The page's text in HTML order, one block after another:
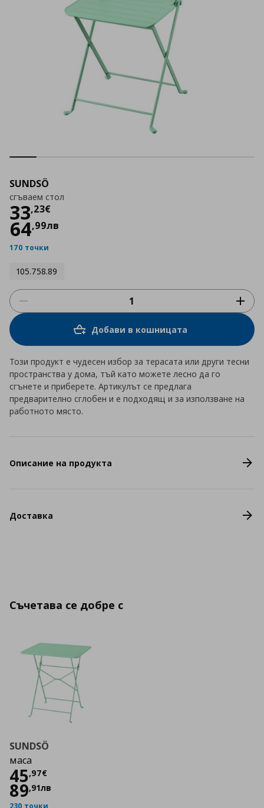
SUNDSÖ
сгъваем стол
33,23€
Цена
64,99лв
170 точки
105.758.89
Добави в кошницата
Този продукт е чудесен избор за терасата или други тесни
пространства у дома, тъй като можете лесно да го
сгънете и приберете. Артикулът се предлага
предварително сглобен и е подходящ и за използване на
работното място.
Описание на продукта
Доставка
Съчетава се добре с
SUNDSÖ
маса
45,97€
Цена
89,91лв
230 точки